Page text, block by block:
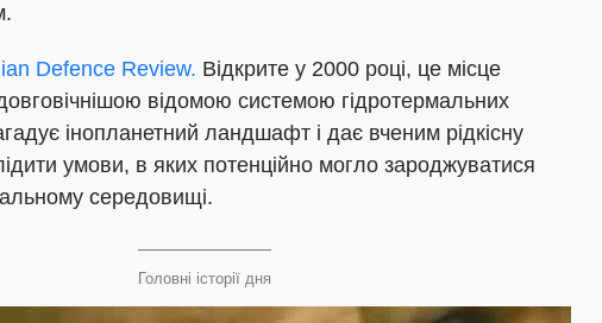
Defence Review. Відкрите у 2000 році, це місце
відомою системою гідротермальних
інопланетний ландшафт і дає вченим рідкісну
умови, в яких потенційно могло зароджуватися
середовищі.
Головні історії дня